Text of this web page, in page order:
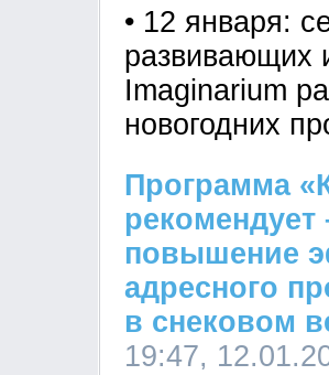
• 12 января:
развивающих
Imaginarium
новогодних
Программа
рекомендует
повышение
адресного
в снековом
19:47,